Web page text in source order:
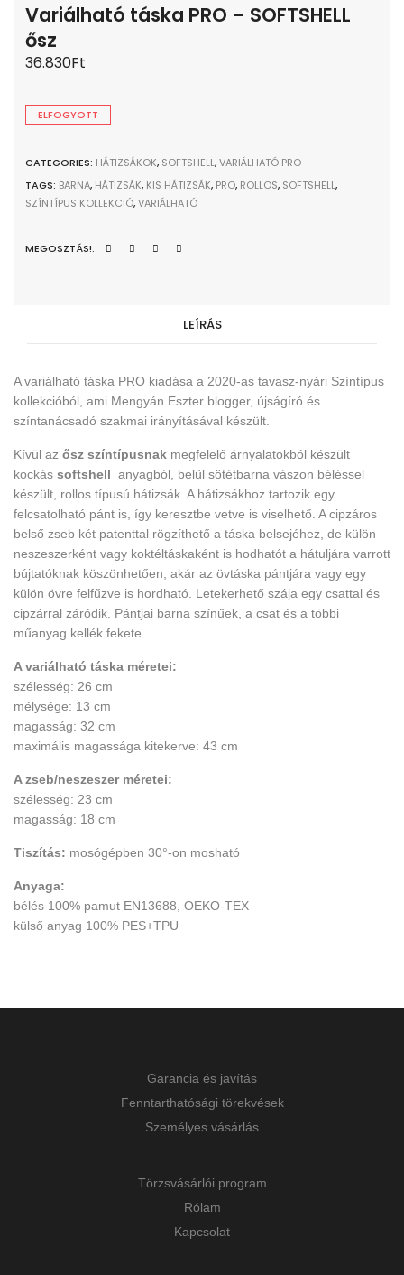
Variálható táska PRO – SOFTSHELL
ősz
36.830Ft
ELFOGYOTT
CATEGORIES: HÁTIZSÁKOK, SOFTSHELL,VARIÁLHATÓ PRO
TAGS: BARNA, HÁTIZSÁK, KIS HÁTIZSÁK, PRO, ROLLOS, SOFTSHELL,
SZÍNTÍPUS KOLLEKCIÓ,VARIÁLHATÓ
MEGOSZTÁS!:
LEÍRÁS
A variálható táska PRO kiadása a 2020-as tavasz-nyári Színtípus
kollekcióból, ami Mengyán Eszter blogger, újságíró és
színtanácsadó szakmai irányításával készült.
Kívül az ősz színtípusnak megfelelő árnyalatokból készült
kockás softshell anyagból, belül sötétbarna vászon béléssel
készült, rollos típusú hátizsák. A hátizsákhoz tartozik egy
felcsatolható pánt is, így keresztbe vetve is viselhető. A cipzáros
belső zseb két patenttal rögzíthető a táska belsejéhez, de külön
neszeszerként vagy koktéltáskaként is hodhatót a hátuljára varrott
bújtatóknak köszönhetően, akár az övtáska pántjára vagy egy
külön övre felfűzve is hordható. Letekerhető szája egy csattal és
cipzárral záródik. Pántjai barna színűek, a csat és a többi
műanyag kellék fekete.
A variálható táska méretei:
szélesség: 26 cm
mélysége: 13 cm
magasság: 32 cm
maximális magassága kitekerve: 43 cm
A zseb/neszeszer méretei:
szélesség: 23 cm
magasság: 18 cm
Tiszítás: mosógépben 30°-on mosható
Anyaga:
bélés 100% pamut EN13688, OEKO-TEX
külső anyag 100% PES+TPU
Garancia és javítás
Fenntarthatósági törekvések
Személyes vásárlás
Törzsvásárlói program
Rólam
Kapcsolat